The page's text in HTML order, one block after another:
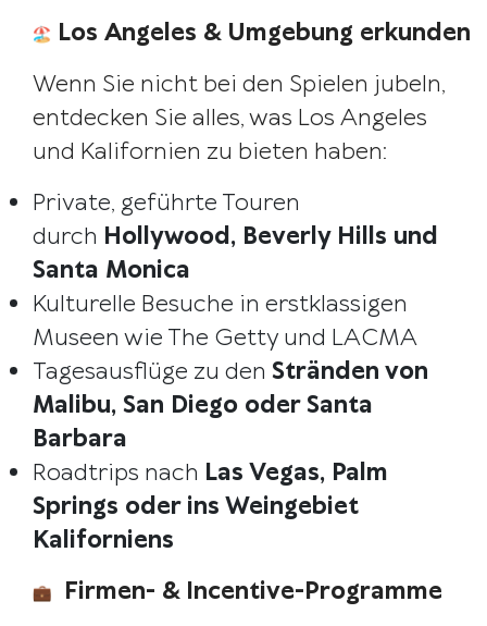
Los Angeles & Umgebung erkunden
Wenn Sie nicht bei den Spielen jubeln,
entdecken Sie alles, was Los Angeles
und Kalifornien zu bieten haben:
Private, geführte Touren
durch Hollywood, Beverly Hills und
Santa Monica
Kulturelle Besuche in erstklassigen
Museen wie The Getty und LACMA
Tagesausflüge zu den Stränden von
Malibu, San Diego oder Santa
Barbara
Roadtrips nach Las Vegas, Palm
Springs oder ins Weingebiet
Kaliforniens
Firmen- & Incentive-Programme